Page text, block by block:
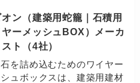
オン（建築用蛇籠｜石積用
ヤーメッシュBOX）メーカ
ト（4社）
を詰め込むためのワイヤー
シュボックスは、建築用建材